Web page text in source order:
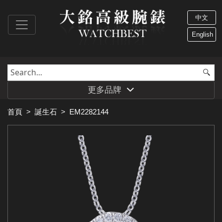
中文
English
更多品牌
首頁 > 誕生石 > EM2282144